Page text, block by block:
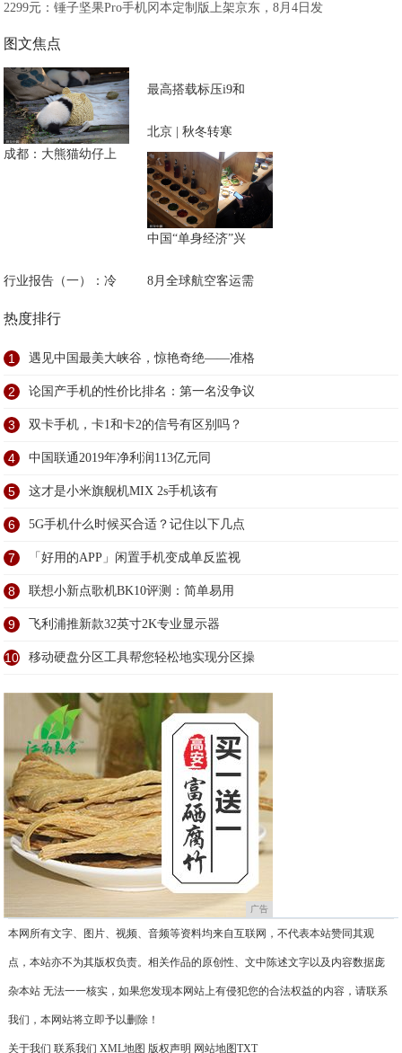
2299元：锤子坚果Pro手机冈本定制版上架京东，8月4日发
图文焦点
成都：大熊猫幼仔上
最高搭载标压i9和
北京 | 秋冬转寒
中国“单身经济”兴
行业报告（一）：冷 8月全球航空客运需
热度排行
1 遇见中国最美大峡谷，惊艳奇绝——准格
2 论国产手机的性价比排名：第一名没争议
3 双卡手机，卡1和卡2的信号有区别吗？
4 中国联通2019年净利润113亿元同
5 这才是小米旗舰机MIX 2s手机该有
6 5G手机什么时候买合适？记住以下几点
7 「好用的APP」闲置手机变成单反监视
8 联想小新点歌机BK10评测：简单易用
9 飞利浦推新款32英寸2K专业显示器
10 移动硬盘分区工具帮您轻松地实现分区操
广告
本网所有文字、图片、视频、音频等资料均来自互联网，不代表本站赞同其观
点，本站亦不为其版权负责。相关作品的原创性、文中陈述文字以及内容数据庞
杂本站 无法一一核实，如果您发现本网站上有侵犯您的合法权益的内容，请联系
我们，本网站将立即予以删除！
关于我们 联系我们 XML地图 版权声明 网站地图TXT